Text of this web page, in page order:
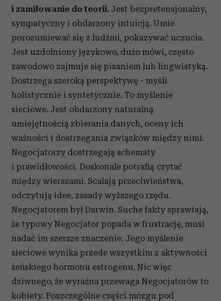
i zamiłowanie do teorii. Jest bezpretensjonalny,
sympatyczny i obdarzony intuicją. Umie
porozumiewać się z ludźmi, pokazywać uczucia.
Jest uzdolniony językowo, dużo mówi, często
zawodowo zajmuje się pisaniem lub lingwistyką.
Dostrzega szeroką perspektywę - myśli
holistycznie i syntetycznie. To myślenie
sieciowe. Jest obdarzony naturalną
umiejętnością zbierania danych, oceny ich
ważności i dostrzegania związków między nimi.
Negocjatorzy dostrzegają schematy
i prawidłowości. Doskonale potrafią czytać
między wierszami. Scalają przeciwieństwa,
odczytują idee, zasady wyższego rzędu.
Negocjatorem był Darwin. Suche fakty sprawiają,
że typowy Negocjator popada w frustrację, musi
nadać im szersze znaczenie. Jego myślenie
sieciowe wynika przede wszystkim z aktywności
żeńskiego hormonu estrogenu. Nic więc
dziwnego, że wyraźna przewaga Negocjatorów to
kobiety. Poszczególne części mózgu pod